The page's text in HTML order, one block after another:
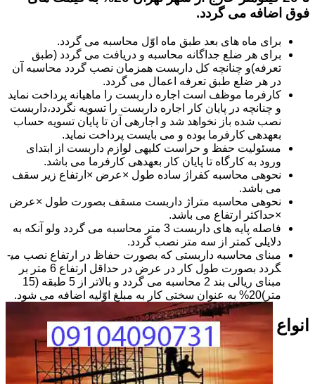
فوق اضافه می گردد.
برای ماه های بعد طبق ماه اوّل محاسبه می گردد.
برای هر ضلع جداگانه محاسبه و دریافت می گردد (طبق
تعرفه)و چنانچه کل داربست همزمان نصب گردد محاسبه آن
در هر ضلع طبق تعرفه اعمال می گردد.
کارفرما موظف است اجاره داربست را ماهیانه پرداخت نماید
و چنانچه در پایان کار اجاره داربست را تسویه نگردد،داربست
نصب شده باز نخواهد شد و اجاره­ی آن تا پایان تسویه حساب
بعهده­ی کارفرما بوده و می بایست پرداخت نماید.
مسئولیت حفظ و حراست کلیه­ی لوازم داربست از ابتدای
ورود به کارگاه تا پایان کار بعهده­ی کارفرما می باشد.
نحوه­ی محاسبه کفراژ ساده طول ×عرض ×ارتفاع زیر سقف
می باشد.
نحوه­ی محاسبه متراژ داربست مسقف بصورت طول ×عرض
×حداکثر ارتفاع می باشد.
فاصله پایه های داربست 3 متر محاسبه می گردد ولو آنکه به
دلایلی کمتر از سه متر نصب گردد.
مبنای محاسبه داربستی که بصورت حفاظ در ارتفاع نصب می­
گردد بصورت طول کار در عرض در حداقل ارتفاع 6 متر بر
مبنای ریالی بند 2 محاسبه می گردد و بالاتر از 5 طبقه (15
متر)20% به عنوان سختی کار به مبلغ اوّلیه اضافه می شود.
انواع